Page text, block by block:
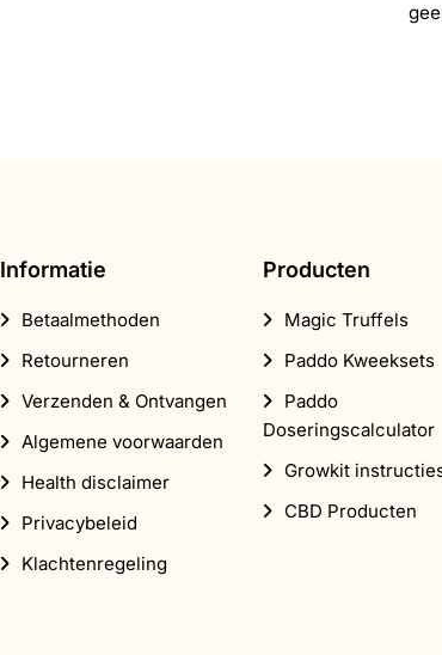
Informatie
Betaalmethoden
Retourneren
Verzenden & Ontvangen
Algemene voorwaarden
Health disclaimer
Privacybeleid
Klachtenregeling
Producten
Magic Truffels
Paddo Kweeksets
Paddo
Doseringscalculator
Growkit
CBD Producten